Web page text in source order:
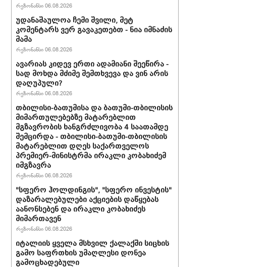
რეზონანსი 06.08.2026
უდანაშაულოა ჩემი შვილი, მეტ
კომენტარს ვერ გავაკეთებთ - ნია იმნაძის
მამა
რეზონანსი 06.08.2026
ავარიას კიდევ ერთი ადამიანი შეეწირა -
სად მოხდა მძიმე შემთხვევა და ვინ არის
დაღუპული?
რეზონანსი 06.08.2026
თბილისი-ბათუმისა და ბათუმი-თბილისის
მიმართულებებზე მატარებლით
მგზავრობის ხანგრძლივობა 4 საათამდე
შემცირდა - თბილისი-ბათუმი-თბილისის
მატარებლით დღეს საქართველოს
პრემიერ-მინისტრმა ირაკლი კობახიძემ
იმგზავრა
რეზონანსი 06.08.2026
"სფერო ჰოლდინგის", "სფერო ინვესტის"
დაზარალებულები აქციების დაწყებას
აანონსებენ და ირაკლი კობახიძეს
მიმართავენ
რეზონანსი 06.08.2026
იტალიის ყველა მსხვილ ქალაქში სიცხის
გამო საფრთხის უმაღლესი დონეა
გამოცხადებული